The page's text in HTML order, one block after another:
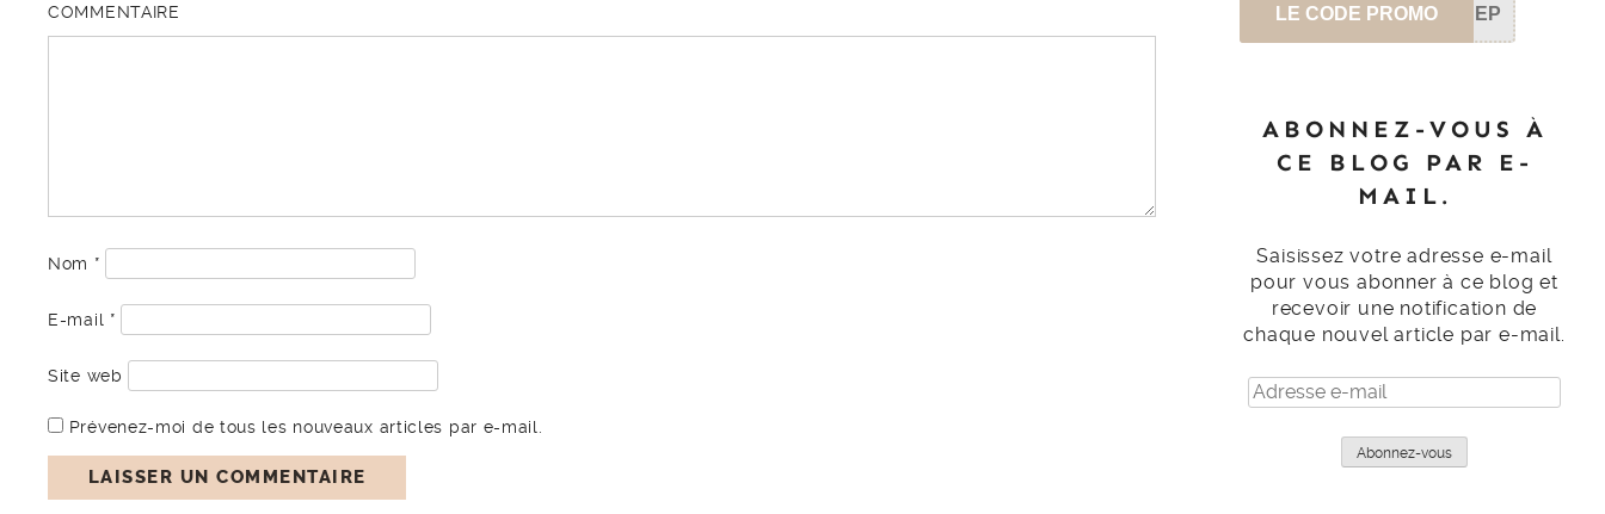
COMMENTAIRE
Nom *
E-mail *
Site web
Prévenez-moi de tous les nouveaux articles par e-mail.
LE CODE PROMO SEP
ABONNEZ-VOUS À
CE BLOG PAR E-
MAIL.
Saisissez votre adresse e-mail
pour vous abonner à ce blog et
recevoir une notification de
chaque nouvel article par e-mail.
Adresse
e-
Abonnez-vous